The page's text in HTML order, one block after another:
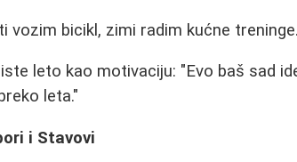
vozim bicikl, zimi radim kućne
leto kao motivaciju: "Evo baš sad
leta."
i Stavovi